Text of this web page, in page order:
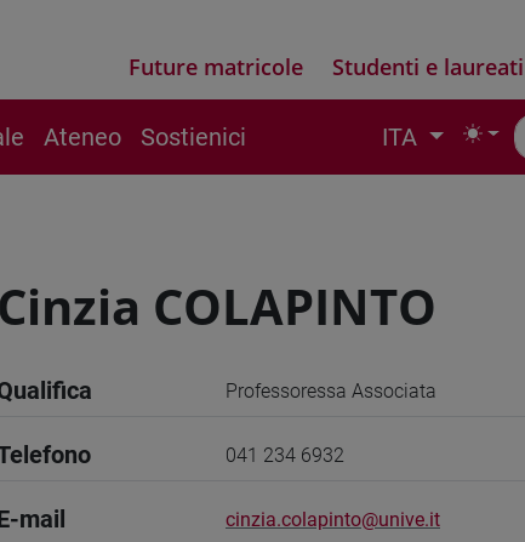
Future matricole Studenti e laureati
Ateneo Sostienici ITA
Cinzia COLAPINTO
Professoressa Associata
041 234 6932
mail cinzia.colapinto@unive.it